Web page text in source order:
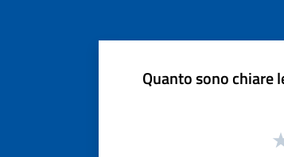
Quanto sono chiare